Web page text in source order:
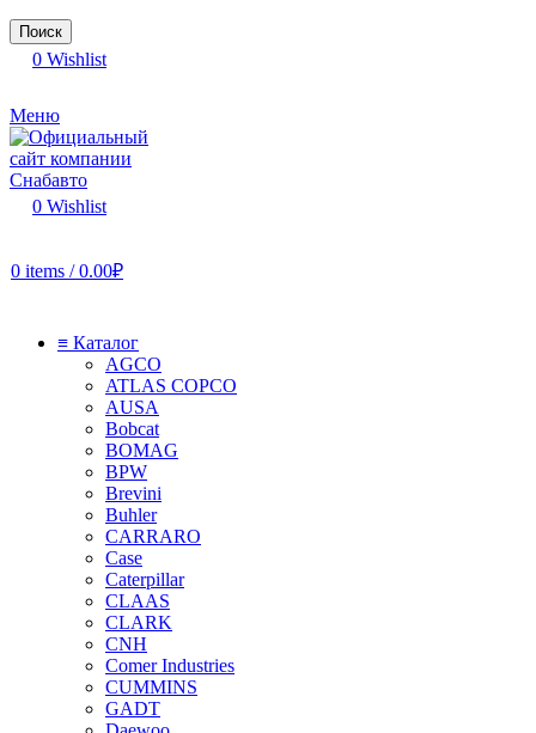
Поиск
0 Wishlist
Меню
0 Wishlist
0 items / 0.00₽
≡ Каталог
AGCO
ATLAS COPCO
AUSA
Bobcat
BOMAG
BPW
Brevini
Buhler
CARRARO
Case
Caterpillar
CLAAS
CLARK
CNH
Comer Industries
CUMMINS
GADT